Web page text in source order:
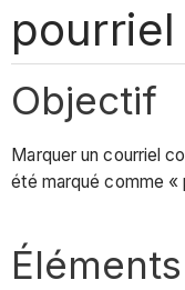
pourriel
Objectif
Marquer un courriel
été marqué comme «